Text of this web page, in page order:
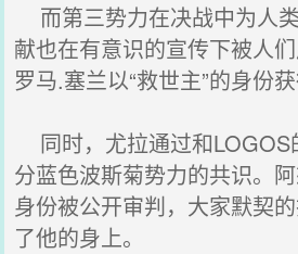
而第三势力在决战中为人
献也在有意识的宣传下被人
罗马.塞兰以“救世主”的身份
同时，尤拉通过和LOGOS
分蓝色波斯菊势力的共识。
身份被公开审判，大家默契
了他的身上。